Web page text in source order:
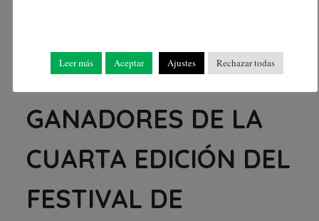
CONOCER A LOS
GANADORES DE LA
CUARTA EDICIÓN DEL
FESTIVAL DE
Leer más Aceptar Ajustes Rechazar todas